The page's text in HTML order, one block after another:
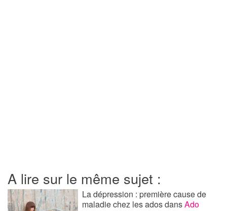
A lire sur le même sujet :
La dépression : première cause de
maladie chez les adosdansAdo